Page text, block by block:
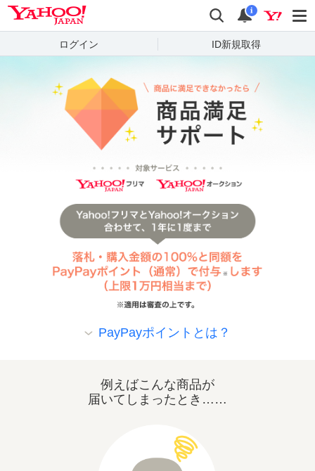
検索
通知
i
ログイン ID新規取得
PayPayポイントとは？
例えばこんな商品が
届いてしまったとき……